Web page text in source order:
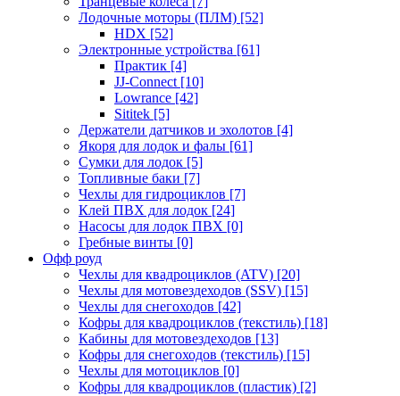
Лодочные моторы (ПЛМ) [52]
HDX [52]
Электронные устройства [61]
Практик [4]
JJ-Connect [10]
Lowrance [42]
Sititek [5]
Держатели датчиков и эхолотов [4]
Якоря для лодок и фалы [61]
Сумки для лодок [5]
Топливные баки [7]
Чехлы для гидроциклов [7]
Клей ПВХ для лодок [24]
Насосы для лодок ПВХ [0]
Гребные винты [0]
Офф роуд
Чехлы для квадроциклов (ATV) [20]
Чехлы для мотовездеходов (SSV) [15]
Чехлы для снегоходов [42]
Кофры для квадроциклов (текстиль) [18]
Кабины для мотовездеходов [13]
Кофры для снегоходов (текстиль) [15]
Чехлы для мотоциклов [0]
Кофры для квадроциклов (пластик) [2]